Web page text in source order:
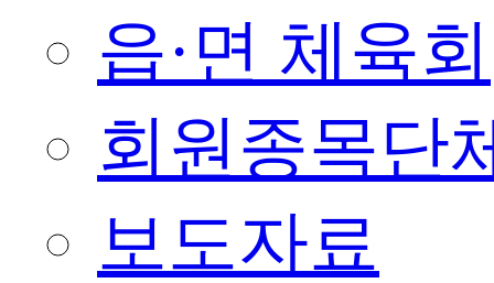
읍·면 체육회
회원종목단
보도자료